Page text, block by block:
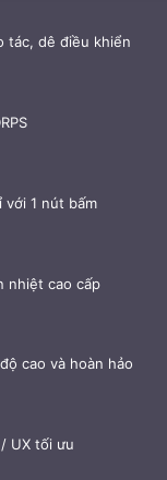
tác, dê điều khiển
với 1 nút bấm
nhiệt cao cấp
cao và hoàn hảo
UX tối ưu